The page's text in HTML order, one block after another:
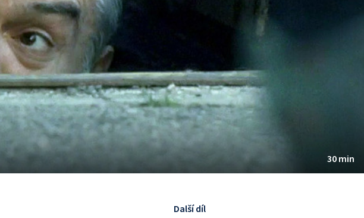
30 min
Další díl